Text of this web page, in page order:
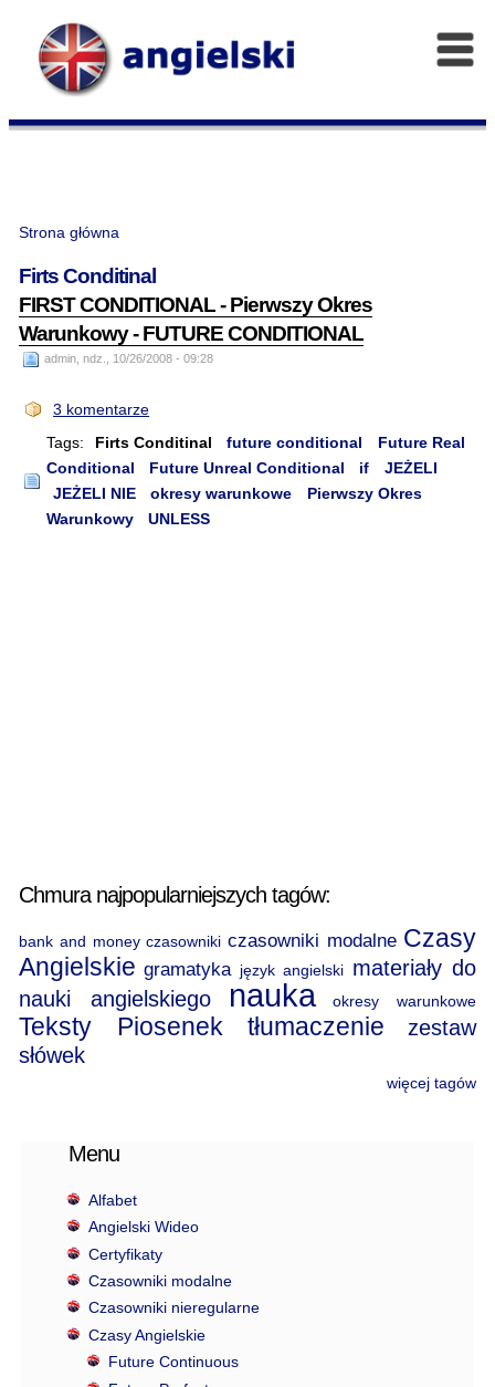
Strona główna
Firts Conditinal
FIRST CONDITIONAL - Pierwszy Okres
Warunkowy - FUTURE CONDITIONAL
admin, ndz., 10/26/2008 - 09:28
3 komentarze
Tags:
Firts Conditinal future conditional
Future Real
Conditional
Future Unreal Conditional if
JEŻELI
JEŻELI NIE
okresy warunkowe
Pierwszy Okres
Warunkowy
UNLESS
Chmura najpopularniejszych tagów:
bank and money czasowniki czasowniki modalne Czasy
Angielskie gramatyka język angielski materiały do
nauki angielskiego
nauka okresy warunkowe
Teksty Piosenek tłumaczenie
zestaw
słówek
więcej tagów
Menu
Alfabet
Angielski Wideo
Certyfikaty
Czasowniki modalne
Czasowniki nieregularne
Czasy Angielskie
Future Continuous